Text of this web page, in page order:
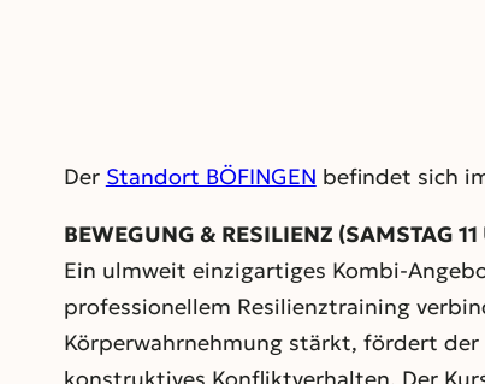
Der Standort BÖFINGEN befindet sich
BEWEGUNG & RESILIENZ (SAMSTAG
Ein ulmweit einzigartiges Kombi-
professionellem Resilienztraining
Körperwahrnehmung stärkt, fördert